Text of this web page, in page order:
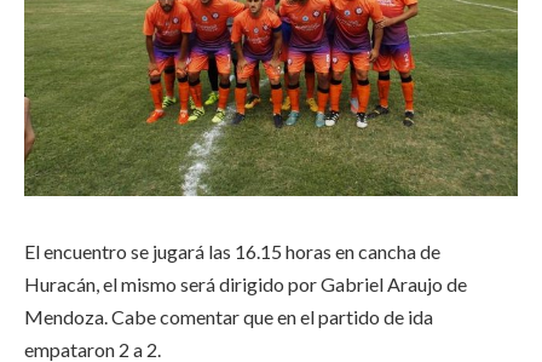
El encuentro se jugará las 16.15 horas en cancha de
Huracán, el mismo será dirigido por Gabriel Araujo de
Mendoza. Cabe comentar que en el partido de ida
empataron 2 a 2.